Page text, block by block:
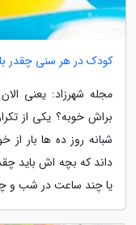
کودک در هر سنی چقدر
مجله شهرزاد: یعنی
براش خوبه؟ یکی از
شبانه روز ده ها بار
داند که بچه اش باید
یا چند ساعت در شب و